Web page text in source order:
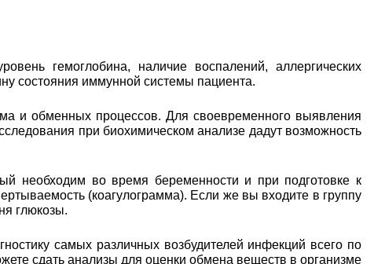
гемоглобина, наличие воспалений, аллергических
состояния иммунной системы пациента.
и обменных процессов. Для своевременного выявления
при биохимическом анализе дадут возможность
необходим во время беременности и при подготовке к
(коагулограмма). Если же вы входите в группу
глюкозы.
самых различных возбудителей инфекций всего по
сдать анализы для оценки обмена веществ в организме